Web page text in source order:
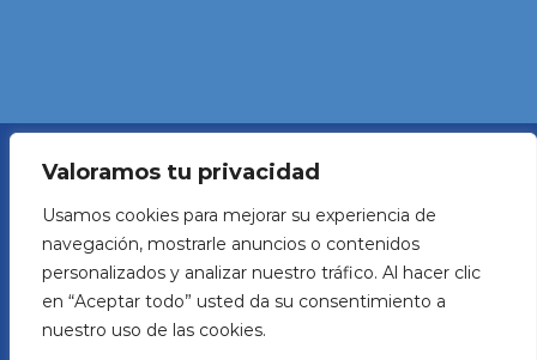
Valoramos tu privacidad
Usamos cookies para mejorar su experiencia de
navegación, mostrarle anuncios o contenidos
personalizados y analizar nuestro tráfico. Al hacer clic
en “Aceptar todo” usted da su consentimiento a
nuestro uso de las cookies.Política de Cookies